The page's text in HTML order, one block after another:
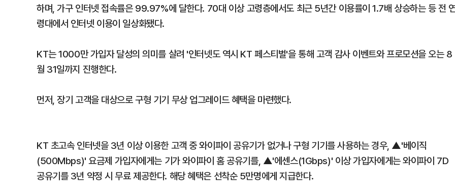
하며, 가구 인터넷 접속률은 99.97%에 달한다. 70대 이상 고령층에서도 최근 5년간 이용률이 1.7배 상승하는 등 전
령대에서 인터넷 이용이 일상화됐다.
KT는 1000만 가입자 달성의 의미를 살려 '인터넷도 역시 KT 페스티벌'을 통해 고객 감사 이벤트와 프로모션을 오는 8
월 31일까지 진행한다.
먼저, 장기 고객을 대상으로 구형 기기 무상 업그레이드 혜택을 마련했다.
KT 초고속 인터넷을 3년 이상 이용한 고객 중 와이파이 공유기가 없거나 구형 기기를 사용하는 경우, ▲'베이직
(500Mbps)' 요금제 가입자에게는 기가 와이파이 홈 공유기를, ▲'에센스(1Gbps)' 이상 가입자에게는 와이파이 7D
공유기를 3년 약정 시 무료 제공한다. 해당 혜택은 선착순 5만명에게 지급한다.